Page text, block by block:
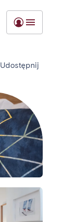
Udostępnij